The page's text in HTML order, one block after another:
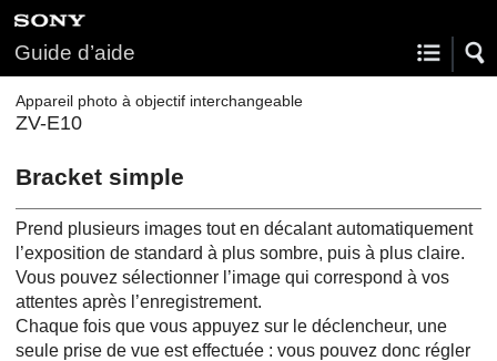
Guide d’aide
Appareil photo à objectif interchangeable
ZV-E10
Bracket simple
Prend plusieurs images tout en décalant automatiquement
l’exposition de standard à plus sombre, puis à plus claire.
Vous pouvez sélectionner l’image qui correspond à vos
attentes après l’enregistrement.
Chaque fois que vous appuyez sur le déclencheur, une
seule prise de vue est effectuée : vous pouvez donc régler